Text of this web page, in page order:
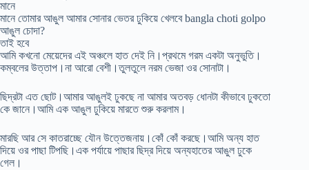
মানে
মানে তোমার আঙুল আমার সোনার ভেতর ঢুকিয়ে খেলবে bangla choti golpo
আঙুল চোদা?
তাই হবে
আমি কখনো মেয়েদের এই অঞ্চলে হাত দেই নি।প্রথমে গরম একটা অনুভুতি।
কম্বলের উত্তাপ।না আরো বেশী।তুলতুলে নরম ভেজা ওর সোনাটা।
ছিদ্রটা এত ছোট।আমার আঙুলই ঢুকছে না আমার অতবড় ধোনটা কীভাবে ঢুকতো
কে জানে।আমি এক আঙুল ঢুকিয়ে মারতে শুরু করলাম।
মারছি আর সে কাতরাচ্ছে যৌন উত্তেজনায়।কোঁ কোঁ করছে।আমি অন্য হাত
দিয়ে ওর পাছা টিপছি।এক পর্যায়ে পাছার ছিদ্র দিয়ে অন্যহাতের আঙুল ঢুকে
গেল।